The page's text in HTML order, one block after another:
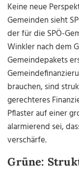
Keine neue
Gemeinden sieht
der für die SPÖ-
Winkler nach dem
Gemeindepakets
brauchen, sind
gerechteres
Pflaster auf einer
alarmierend sei,
verschärfe.
Grüne: